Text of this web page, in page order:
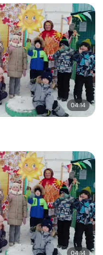
04:14
04:14